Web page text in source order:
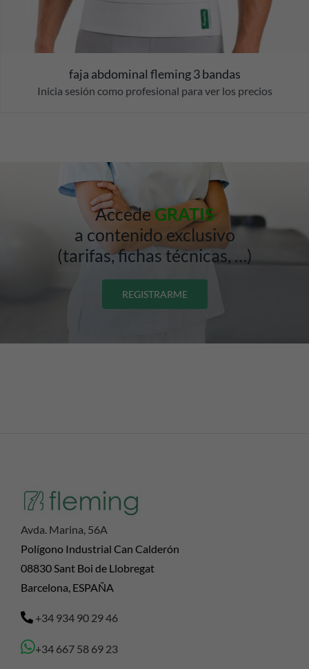
faja abdominal fleming 3 bandas
Inicia sesión como profesional para ver los precios
AccedeGRATIS
a contenido exclusivo
(tarifas, fichas técnicas, …)
REGISTRARME
Avda. Marina, 56A
Polígono Industrial Can Calderón
08830 Sant Boi de Llobregat
Barcelona, ESPAÑA
+34 934 90 29 46
+34 667 58 69 23